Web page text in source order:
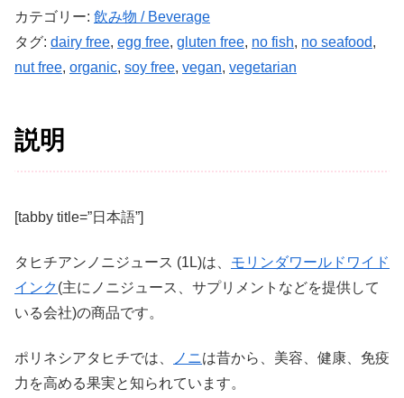
カテゴリー: 飲み物 / Beverage
タグ: dairy free, egg free, gluten free, no fish, no seafood,
nut free, organic, soy free, vegan, vegetarian
説明
[tabby title=”日本語”]
タヒチアンノニジュース (1L)は、 モリンダワールドワイド
インク(主にノニジュース、サプリメントなどを提供して
いる会社)の商品です。
ポリネシアタヒチでは、 ノニは昔から、美容、健康、免疫
力を高める果実と知られています。